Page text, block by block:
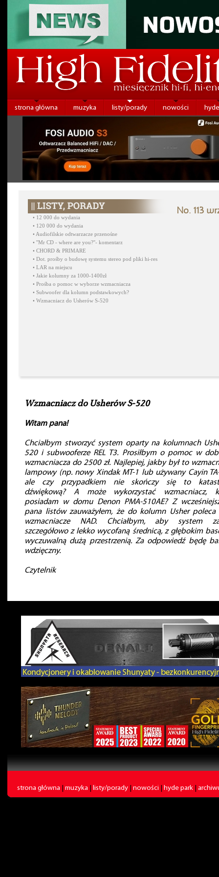
strona główna muzyka listy/porady nowości
No. 113
• 12 000 do wydania
• 120 000 do wydania
• Audiofilskie odtwarzacze przenośne
• ''Mr CD - where are you?''- komentarz
• CHORD & PRIMARE
• Dot. prośby o budowę systemu stereo pod pliki hi-res
• LAR na miejscu
• Jakie kolumny za 1000-1400zł
• Prośba o pomoc w wyborze wzmacniacza
• Subwoofer dla kolumn podstawkowych?
• Wzmacniacz do Usherów S-520
Wzmacniacz do Usherów S-520
Witam pana!
Chciałbym stworzyć system oparty na kolumnach
520 i subwooferze REL T3. Prosiłbym o pomoc w
wzmacniacza do 2500 zł. Najlepiej, jakby był to
lampowy (np. nowy Xindak MT-1 lub używany Cayin
ale czy przypadkiem nie skończy się to
dźwiękową? A może wykorzystać wzmacniacz,
posiadam w domu Denon PMA-510AE? Z
pana listów zauważyłem, że do kolumn Usher poleca
wzmacniacze NAD. Chciałbym, aby system
szczegółowo z lekko wycofaną średnicą, z głębokim
wyczuwalną dużą przestrzenią. Za odpowiedź będę
wdzięczny.
Czytelnik
strona główna muzyka listy/porady nowości hyde park